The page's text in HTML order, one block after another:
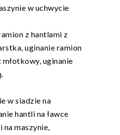
w uchwycie
z hantlami z
uginanie ramion
uginanie
w siadzie na
hantli na ławce
maszynie,